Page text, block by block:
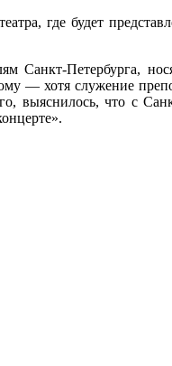
где будет
Санкт-Петербурга,
хотя служение
выяснилось, что с